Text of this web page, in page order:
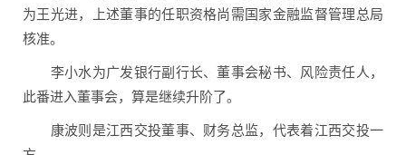
为王光进，上述董事的任职资格尚需国家金融监督管理总局
核准。
李小水为广发银行副行长、董事会秘书、风险责任人，
此番进入董事会，算是继续升阶了。
康波则是江西交投董事、财务总监，代表着江西交投一